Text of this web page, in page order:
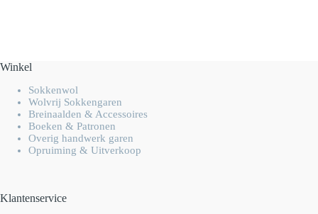
Winkel
Sokkenwol
Wolvrij Sokkengaren
Breinaalden & Accessoires
Boeken & Patronen
Overig handwerk garen
Opruiming & Uitverkoop
Klantenservice